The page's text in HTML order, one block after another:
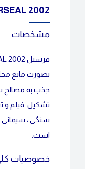
2002
مشخصات
بصورت مایع
جذب به مصالح
تشکیل فیلم و
سنگی ، سیمانی
است.
خصوصیات